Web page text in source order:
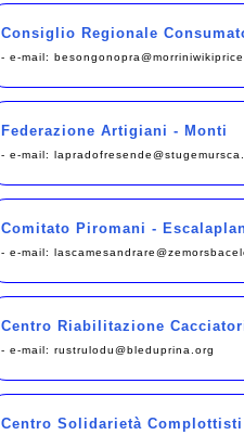
Consiglio Regionale
- e-mail:
Federazione Artigiani - Monti
- e-mail:
Comitato Piromani -
- e-mail:
Centro Riabilitazione
- e-mail: rustrulodu@bleduprina.org
Centro Solidarietà